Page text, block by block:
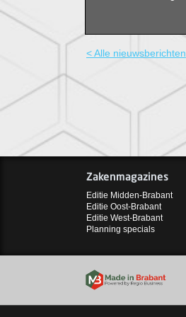
< Alle nieuwsberichten
Zakenmagazines
Editie Midden-Brabant
Editie Oost-Brabant
Editie West-Brabant
Planning specials